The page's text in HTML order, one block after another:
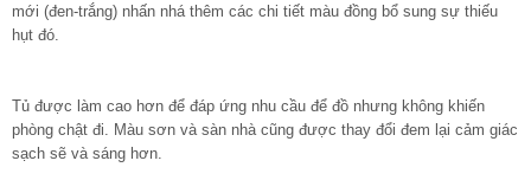
mới (đen-trắng) nhấn nhá thêm các chi tiết màu đồng bổ sung sự thiếu
hụt đó.
Tủ được làm cao hơn để đáp ứng nhu cầu để đồ nhưng không khiến
phòng chật đi. Màu sơn và sàn nhà cũng được thay đổi đem lại cảm giác
sạch sẽ và sáng hơn.